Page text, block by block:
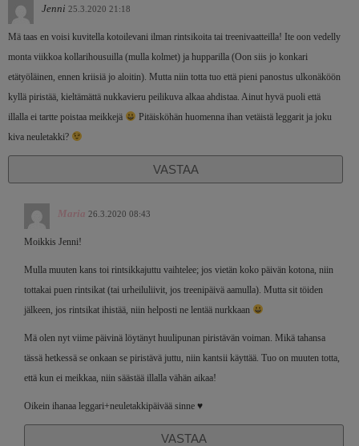
Jenni 25.3.2020 21:18
Mä taas en voisi kuvitella kotoilevani ilman rintsikoita tai treenivaatteilla! Ite oon vedelly
monta viikkoa kollarihousuilla (mulla kolmet) ja hupparilla (Oon siis jo konkari
etätyöläinen, ennen kriisiä jo aloitin). Mutta niin totta tuo että pieni panostus ulkonäköön
kyllä piristää, kieltämättä nukkavieru peilikuva alkaa ahdistaa. Ainut hyvä puoli että
illalla ei tartte poistaa meikkejä
Pitäisköhän huomenna ihan vetäistä leggarit ja joku
kiva neuletakki?
VASTAA
Maria 26.3.2020 08:43
Moikkis Jenni!
Mulla muuten kans toi rintsikkajuttu vaihtelee; jos vietän koko päivän kotona, niin
tottakai puen rintsikat (tai urheiluliivit, jos treenipäivä aamulla). Mutta sit töiden
jälkeen, jos rintsikat ihistää, niin helposti ne lentää nurkkaan
Mä olen nyt viime päivinä löytänyt huulipunan piristävän voiman. Mikä tahansa
tässä hetkessä se onkaan se piristävä juttu, niin kantsii käyttää. Tuo on muuten totta,
että kun ei meikkaa, niin säästää illalla vähän aikaa!
Oikein ihanaa leggari+neuletakkipäivää sinne ♥️
VASTAA